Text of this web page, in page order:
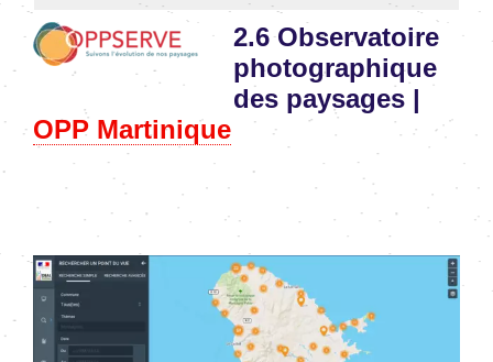
Image
2.6 Observatoire
photographique
des paysages |
OPP Martinique
Image